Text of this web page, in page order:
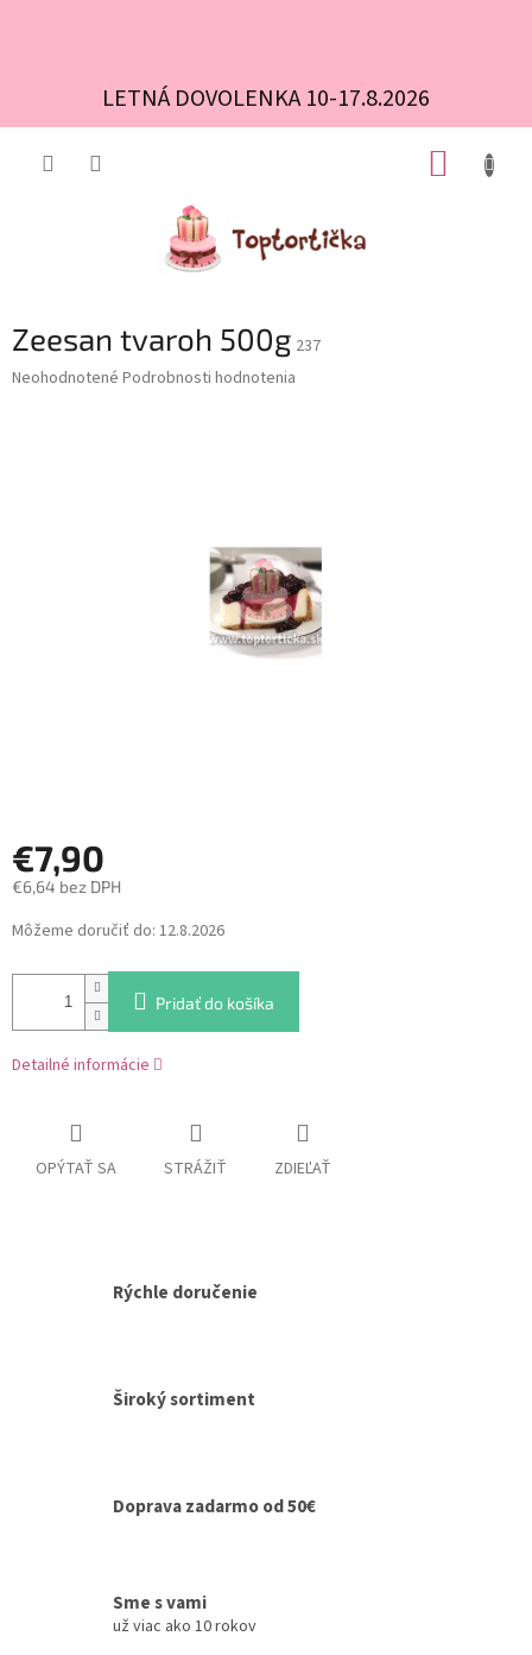
LETNÁ DOVOLENKA 10-17.8.2026
Zeesan tvaroh 500g 237
Priemerné
Neohodnotené Podrobnosti hodnotenia
€7,90
€6,64 bez DPH
Jednotková
cena:
Môžeme doručiť do: 12.8.2026
Pridať do košíka
Detailné informácie
OPÝTAŤ SA STRÁŽIŤ ZDIEĽAŤ
Rýchle doručenie
Široký sortiment
Doprava zadarmo od 50€
Sme s vami
už viac ako 10 rokov